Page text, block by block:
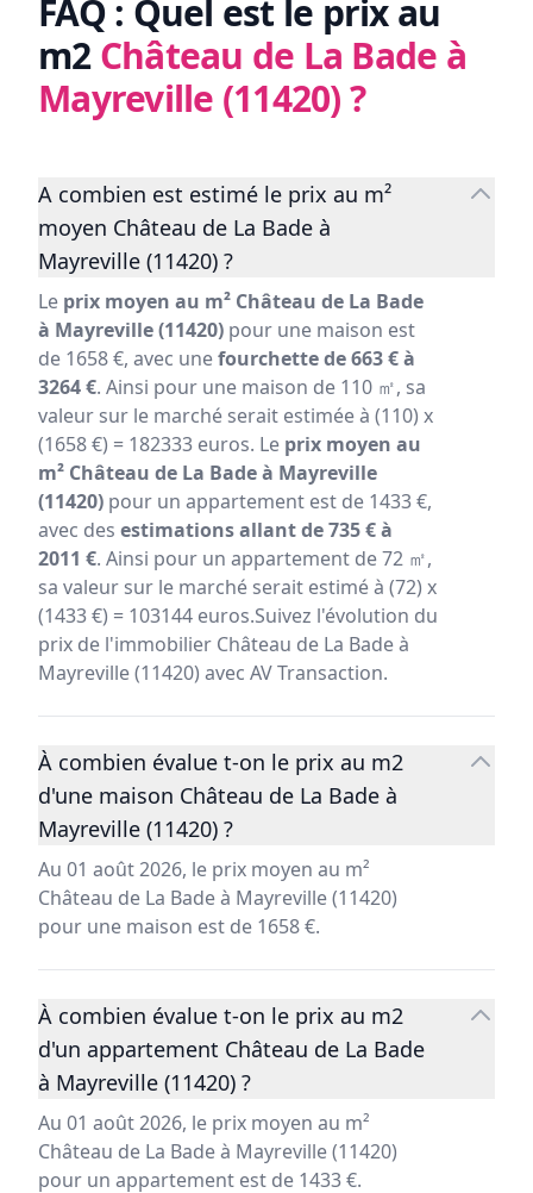
FAQ : Quel est le prix au
m2Château de La Bade à
Mayreville (11420)?
A combien est estimé le prix au m²
moyen Château de La Bade à
Mayreville (11420) ?
Le prix moyen au m² Château de La Bade
à Mayreville (11420) pour une maison est
de 1658 €, avec unefourchette de 663 € à
3264 €. Ainsi pour une maison de 110 ㎡, sa
valeur sur le marché serait estimée à (110) x
(1658 €) = 182333 euros. Le prix moyen au
m² Château de La Bade à Mayreville
(11420) pour un appartement est de 1433 €,
avec des estimations allant de 735 € à
2011 €. Ainsi pour un appartement de 72 ㎡,
sa valeur sur le marché serait estimé à (72) x
(1433 €) = 103144 euros.Suivez l'évolution du
prix de l'immobilier Château de La Bade à
Mayreville (11420) avec AV Transaction.
À combien évalue t-on le prix au m2
d'une maison Château de La Bade à
Mayreville (11420) ?
Au 01 août 2026, le prix moyen au m²
Château de La Bade à Mayreville (11420)
pour une maison est de 1658 €.
À combien évalue t-on le prix au m2
d'un appartement Château de La Bade
à Mayreville (11420) ?
Au 01 août 2026, le prix moyen au m²
Château de La Bade à Mayreville (11420)
pour un appartement est de 1433 €.